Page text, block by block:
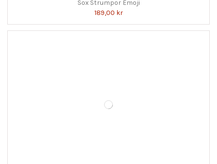
Sox Strumpor Emoji
189,00 kr